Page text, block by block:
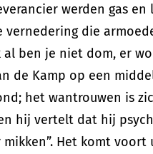
werden gas en
vernedering die
ben je niet dom, er
de Kamp op een
het wantrouwen is
hij vertelt dat hij
Het komt voort